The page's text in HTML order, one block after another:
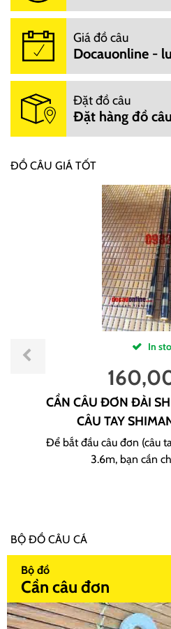
Giá đồ câu
Docauonline -
Đặt đồ câu
Đặt hàng đồ
ĐỒ CÂU GIÁ TỐT
In
CẦN CÂU ĐƠN ĐÀI
CÂU TAY
Để bắt đầu câu đơn (câu
3.6m, bạn cần
BỘ ĐỒ CÂU CÁ
Bộ đồ
Cần câu đơn